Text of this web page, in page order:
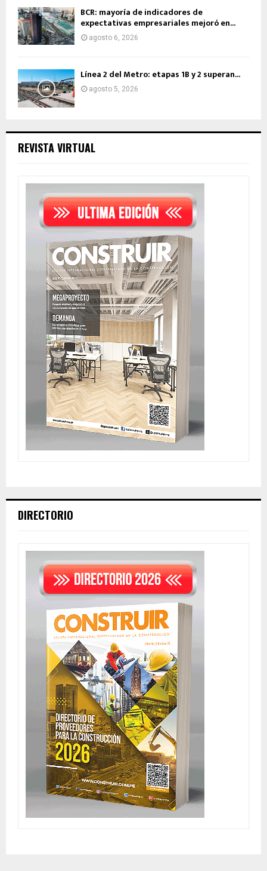
BCR: mayoría de indicadores de
expectativas empresariales mejoró en...
agosto 6, 2026
Línea 2 del Metro: etapas 1B y 2 superan...
agosto 5, 2026
REVISTA VIRTUAL
DIRECTORIO